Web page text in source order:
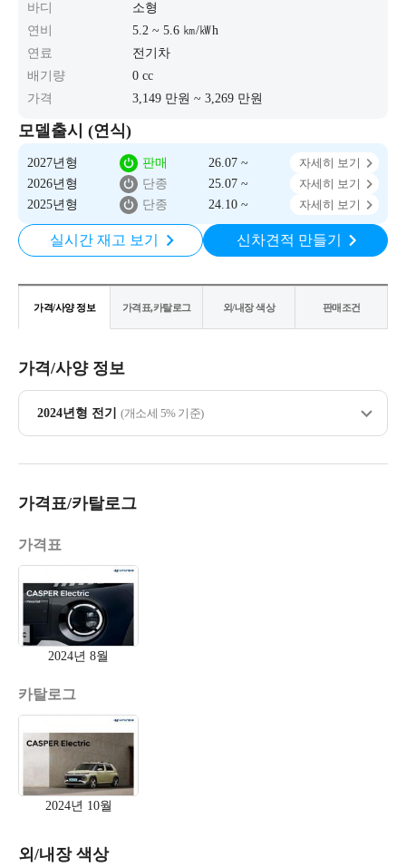
바디
소형
연비
5.2 ~ 5.6 ㎞/㎾h
연료
전기차
배기량
0 cc
가격
3,149 만원 ~ 3,269 만원
모델출시 (연식)
2027년형 판매 26.07 ~
자세히 보기
2026년형
단종 25.07 ~
자세히 보기
2025년형
단종 24.10 ~ 자세히 보기
실시간 재고 보기 신차견적 만들기
가격/사양 정보 가격표,카탈로그 외/내장 색상 판매조건
가격/사양 정보
2024년형 전기 (개소세 5% 기준)
가격표/카탈로그
가격표
2024년 8월
카탈로그
2024년 10월
외/내장 색상